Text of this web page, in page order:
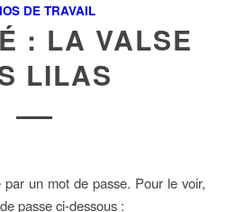
DE TRAVAIL
: LA VALSE
LILAS
un mot de passe. Pour le voir,
passe ci-dessous :